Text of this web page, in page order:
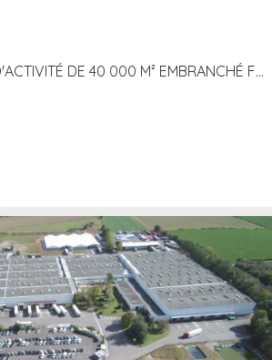
TRÈS GRAND SITE D'ACTIVITÉ DE 40 000 M² EMBRANCHÉ FER AU LARDIN SAINT LAZARE (24) PROCHE A89 À LOUER